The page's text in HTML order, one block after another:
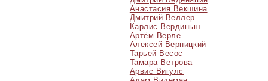
Анастасия Векшина
Дмитрий Веллер
Карлис Вердиньш
Артём Верле
Алексей Верницкий
Тарьей Весос
Тамара Ветрова
Арвис Вигулс